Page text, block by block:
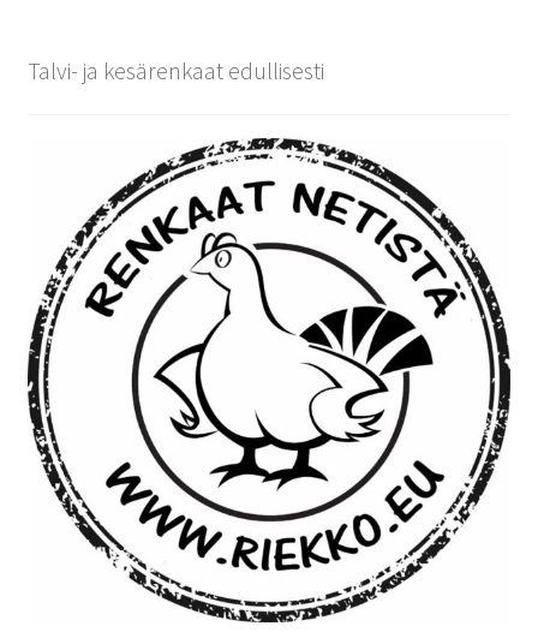
Talvi- ja kesärenkaat edullisesti